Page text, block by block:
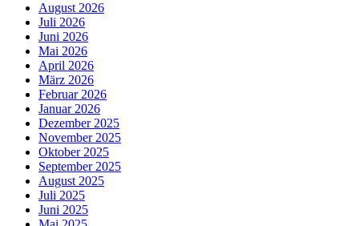
August 2026
Juli 2026
Juni 2026
Mai 2026
April 2026
März 2026
Februar 2026
Januar 2026
Dezember 2025
November 2025
Oktober 2025
September 2025
August 2025
Juli 2025
Juni 2025